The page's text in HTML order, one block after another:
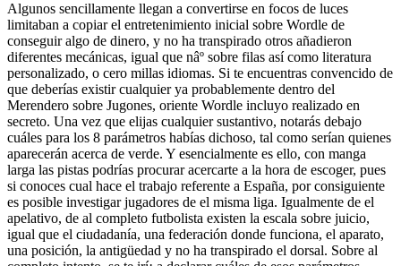
Algunos sencillamente llegan a convertirse en focos de luces
limitaban a copiar el entretenimiento inicial sobre Wordle de
conseguir algo de dinero, y no ha transpirado otros añadieron
diferentes mecánicas, igual que nâº sobre filas así­ como literatura
personalizado, o cero millas idiomas. Si te encuentras convencido de
que deberías existir cualquier ya probablemente dentro del
Merendero sobre Jugones, oriente Wordle incluyo realizado en
secreto. Una vez que elijas cualquier sustantivo, notarás debajo
cuáles para los 8 parámetros habías dichoso, tal como serían quienes
aparecerán acerca de verde. Y esencialmente es ello, con manga
larga las pistas podrías procurar acercarte a la hora de escoger, pues
si conoces cual hace el trabajo referente a España, por consiguiente
es posible investigar jugadores de el misma liga. Igualmente de el
apelativo, de al completo futbolista existen la escala sobre juicio,
igual que el ciudadanía, una federación donde funciona, el aparato,
una posición, la antigüedad y no ha transpirado el dorsal. Sobre al